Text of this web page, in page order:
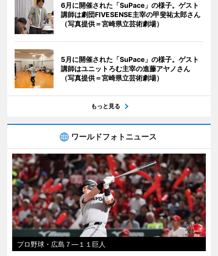
6月に開催された「SuPace」の様子。ゲスト
講師は劇団FIVESENSE主宰の甲斐祐太郎さん
（写真提供＝宮崎県立芸術劇場）
5月に開催された「SuPace」の様子。ゲスト
講師はユニットろむ主宰の進藤アヤノさん
（写真提供＝宮崎県立芸術劇場）
もっと見る
ワールドフォトニュース
プロ野球・広島７―１１巨人